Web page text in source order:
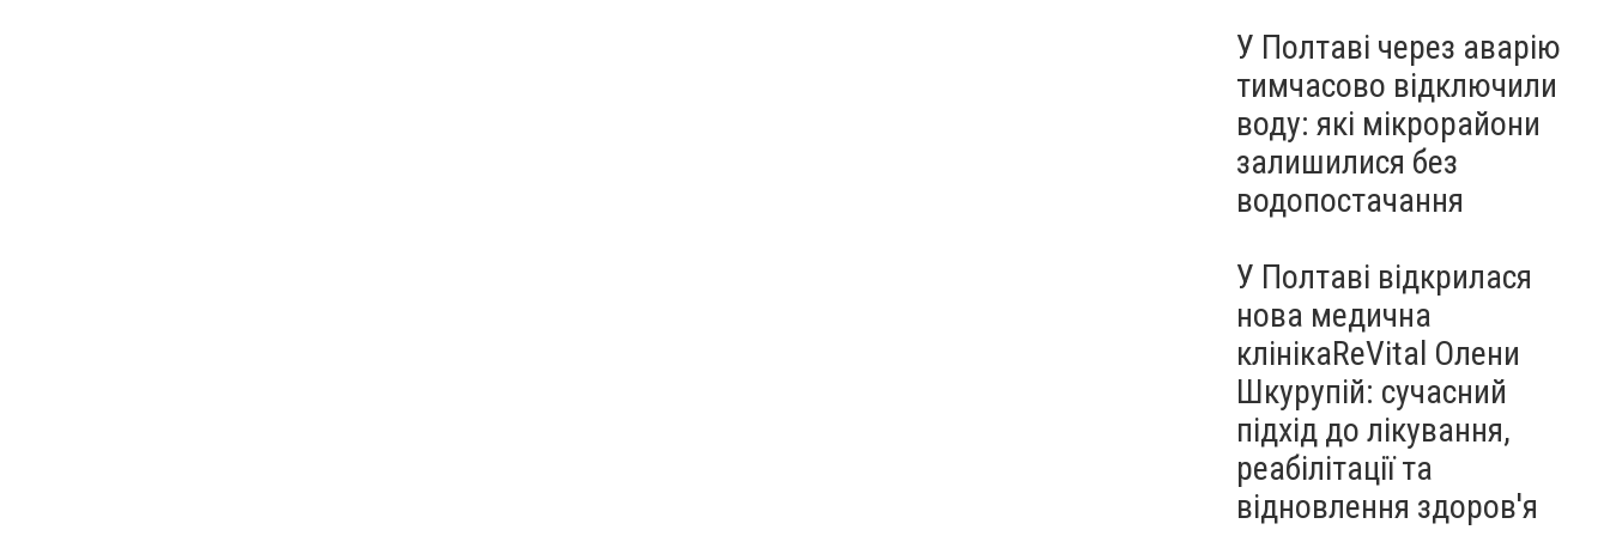
У Полтаві через аварію
тимчасово відключили
воду: які мікрорайони
залишилися без
водопостачання
У Полтаві відкрилася
нова медична
клінікаReVital Олени
Шкурупій: сучасний
підхід до лікування,
реабілітації та
відновлення здоров'я